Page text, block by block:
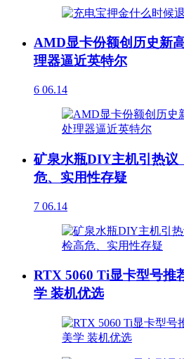
AMD显卡份额创历史新
理器逼近英特尔
6 06.14
矿泉水瓶DIY主机引热议
危、实用性存疑
7 06.14
RTX 5060 Ti显卡型号推
学 装机优选